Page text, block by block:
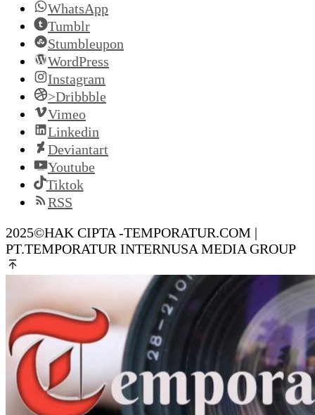
WhatsApp
Tumblr
Stumbleupon
WordPress
Instagram
>Dribbble
Vimeo
Linkedin
Deviantart
Youtube
Tiktok
RSS
2025©HAK CIPTA -TEMPORATUR.COM |
PT.TEMPORATUR INTERNUSA MEDIA GROUP